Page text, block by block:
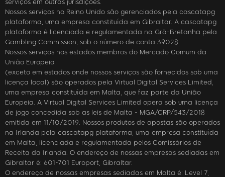
serviços em outras jurisdições.
Nossos serviços no Reino Unido são gerenciados pela cascatapg
plataforma, uma empresa constituída em Gibraltar. A cascatapg
plataforma é licenciada e regulamentada na Grã-Bretanha pela
Gambling Commission, sob o número de conta 39028.
Nossos serviços nos estados membros do Mercado Comum da
União Europeia
(exceto em estados onde nossos serviços são fornecidos sob uma
licença local) são operados pela Virtual Digital Services Limited,
uma empresa constituída em Malta, que faz parte da União
Europeia. A Virtual Digital Services Limited opera sob uma licença
de jogo concedida sob as leis de Malta - MGA/CRP/543/2018
emitida em 11/10/2019. Nossos produtos de apostas são operados
na Irlanda pela cascatapg plataforma, uma empresa constituída
em Malta, licenciada e regulamentada pelos Comissários de
Receita da Irlanda. O endereço de nossas empresas sediadas em
Gibraltar é: 601-701 Europort, Gibraltar.
O endereço de nossas empresas sediadas em Malta é: Level 7,